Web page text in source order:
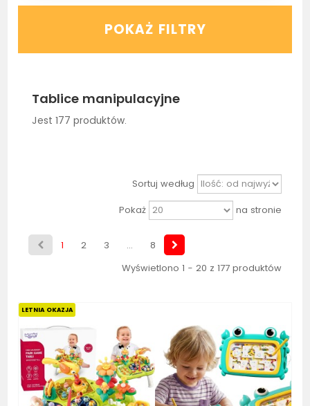
POKAŻ FILTRY
Tablice manipulacyjne
Jest 177 produktów.
Sortuj według
Pokaż
na stronie
1 2 3 ...
8
Wyświetlono 1 - 20 z 177 produktów
LETNIA OKAZJA